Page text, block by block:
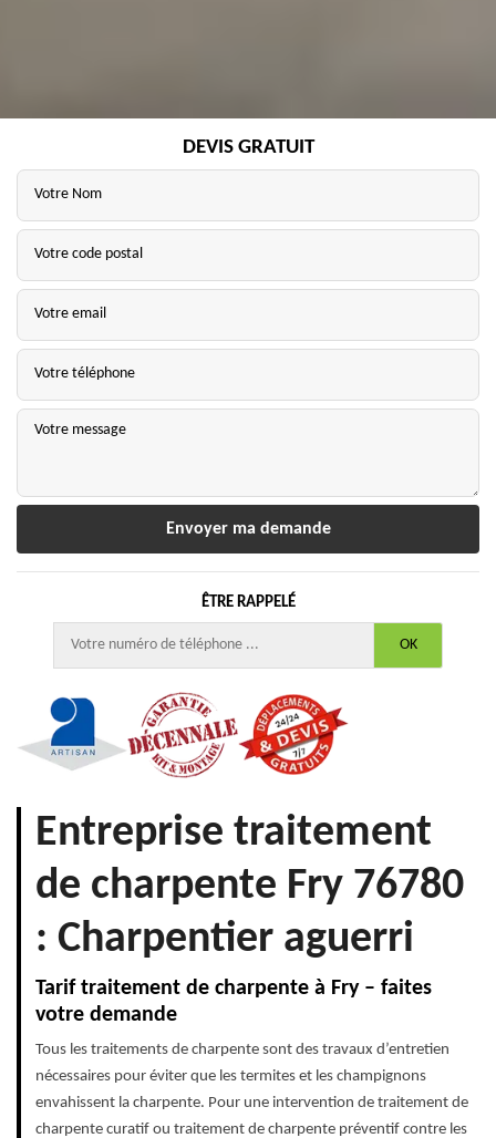
DEVIS GRATUIT
ÊTRE RAPPELÉ
Entreprise traitement
de charpente Fry 76780
: Charpentier aguerri
Tarif traitement de charpente à Fry – faites
votre demande
Tous les traitements de charpente sont des travaux d’entretien
nécessaires pour éviter que les termites et les champignons
envahissent la charpente. Pour une intervention de traitement de
charpente curatif ou traitement de charpente préventif contre les